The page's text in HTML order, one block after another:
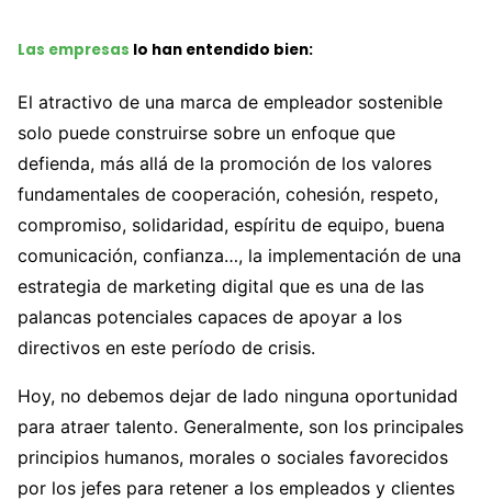
Las empresas lo han entendido bien:
El atractivo de una marca de empleador sostenible
solo puede construirse sobre un enfoque que
defienda, más allá de la promoción de los valores
fundamentales de cooperación, cohesión, respeto,
compromiso, solidaridad, espíritu de equipo, buena
comunicación, confianza…, la implementación de una
estrategia de marketing digital que es una de las
palancas potenciales capaces de apoyar a los
directivos en este período de crisis.
Hoy, no debemos dejar de lado ninguna oportunidad
para atraer talento. Generalmente, son los principales
principios humanos, morales o sociales favorecidos
por los jefes para retener a los empleados y clientes